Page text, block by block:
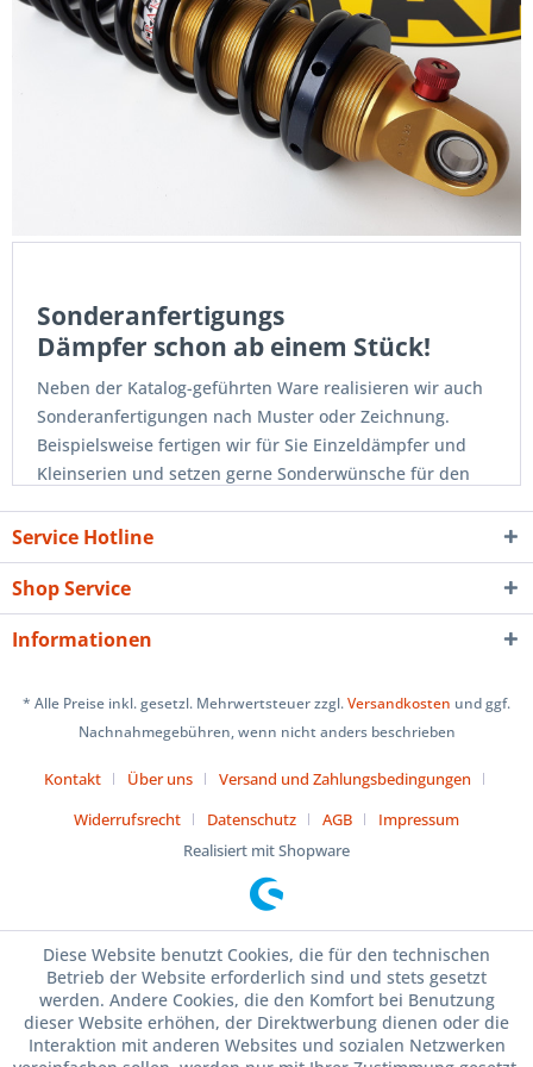
Sonderanfertigungs
Dämpfer schon ab einem Stück!
Neben der Katalog-geführten Ware realisieren wir auch
Sonderanfertigungen nach Muster oder Zeichnung.
Beispielsweise fertigen wir für Sie Einzeldämpfer und
Kleinserien und setzen gerne Sonderwünsche für den
Service Hotline
Shop Service
Informationen
* Alle Preise inkl. gesetzl. Mehrwertsteuer zzgl.Versandkosten und ggf.
Nachnahmegebühren, wenn nicht anders beschrieben
Kontakt Über uns
Versand und Zahlungsbedingungen
Widerrufsrecht
Datenschutz AGB
Impressum
Realisiert mit Shopware
Diese Website benutzt Cookies, die für den technischen
Betrieb der Website erforderlich sind und stets gesetzt
werden. Andere Cookies, die den Komfort bei Benutzung
dieser Website erhöhen, der Direktwerbung dienen oder die
Interaktion mit anderen Websites und sozialen Netzwerken